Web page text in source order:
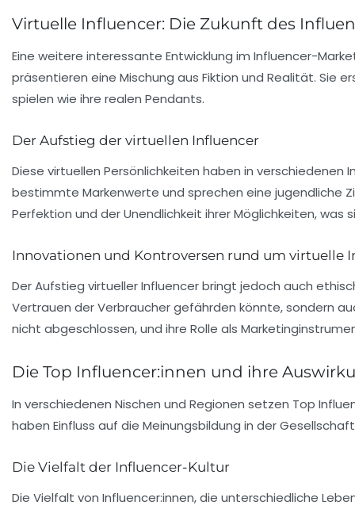
Virtuelle Influencer: Die Zukunft des
Eine weitere interessante Entwicklung im Influencer-
präsentieren eine Mischung aus Fiktion und Realität. Sie
spielen wie ihre realen Pendants.
Der Aufstieg der virtuellen Influencer
Diese virtuellen Persönlichkeiten haben in
bestimmte Markenwerte und sprechen eine jugendliche
Perfektion und der Unendlichkeit ihrer Möglichkeiten,
Innovationen und Kontroversen rund um virtuelle
Der Aufstieg virtueller Influencer bringt jedoch auch
Vertrauen der Verbraucher gefährden könnte, sondern
nicht abgeschlossen, und ihre Rolle als
Die Top Influencer:innen und ihre
In verschiedenen Nischen und Regionen setzen Top
haben Einfluss auf die Meinungsbildung in der
Die Vielfalt der Influencer-Kultur
Die Vielfalt von Influencer:innen, die unterschiedliche